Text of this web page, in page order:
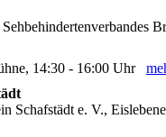
14:30 - 16:00 Uhr
Schafstädt e. V.,